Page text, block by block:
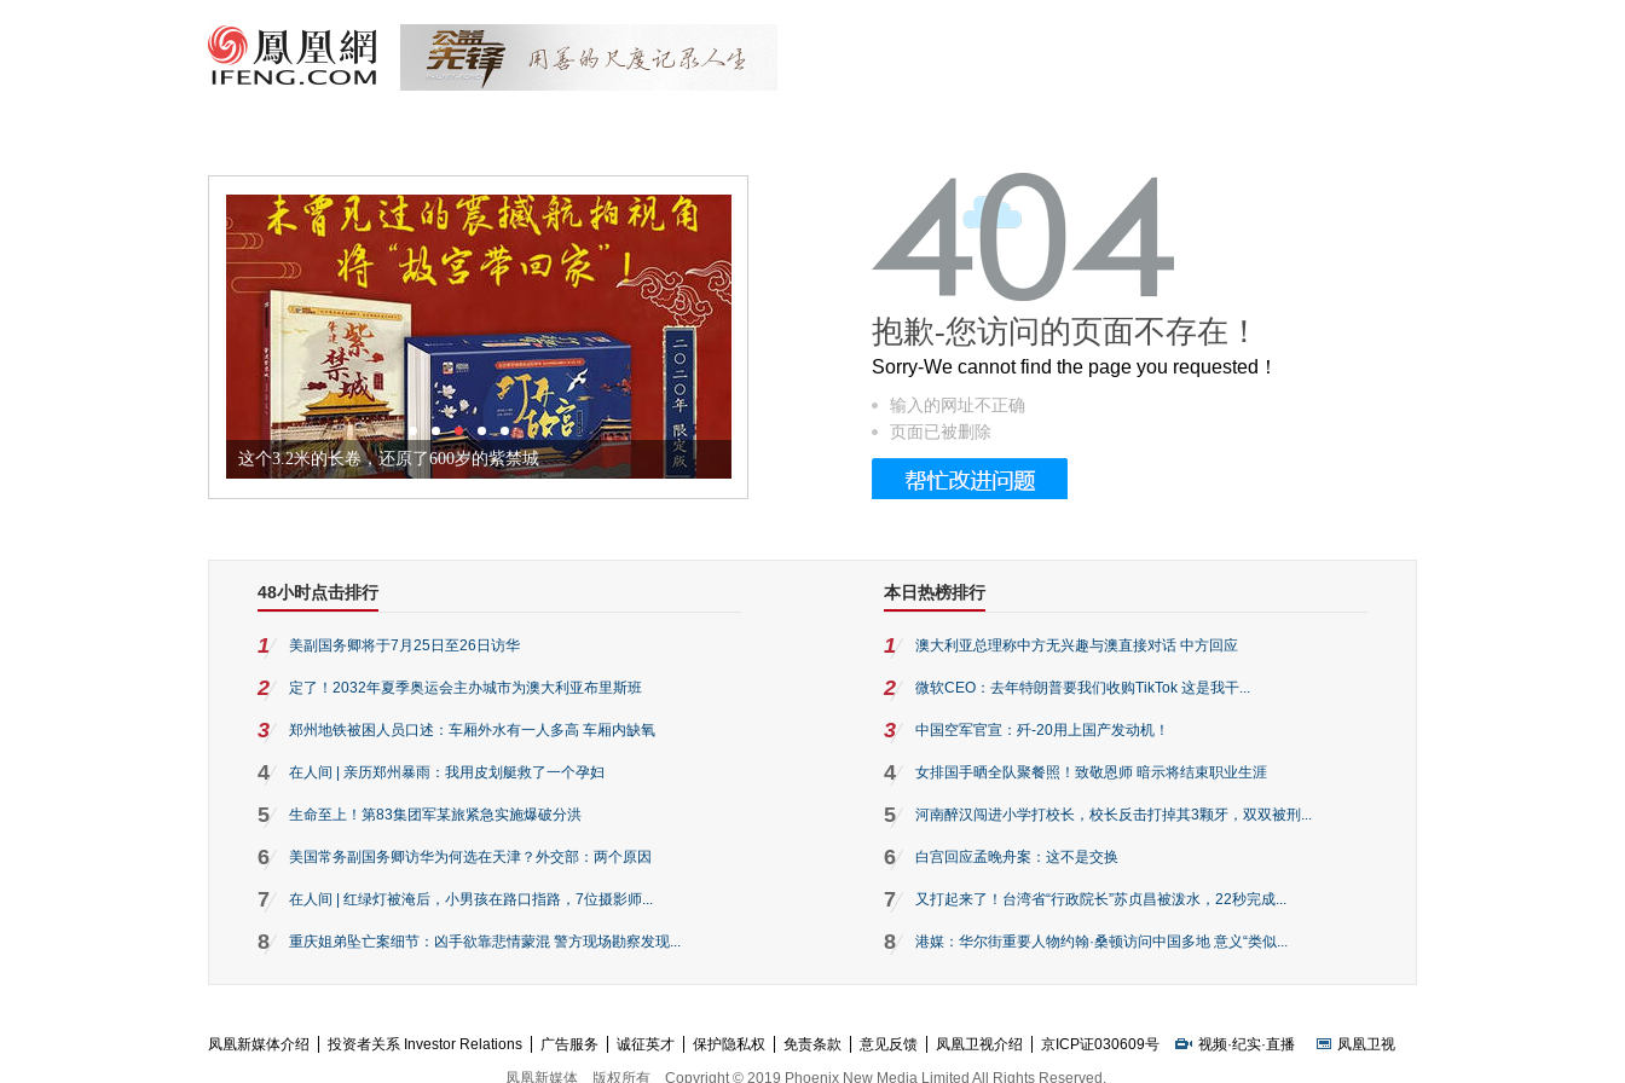
这个3.2米的长卷，还原了600岁的紫禁城 曲奇届的“爱马仕”把你的爱封在罐子里送给TA
抱歉-您访问的页面不存在！
Sorry-We cannot find the page you requested！
输入的网址不正确
页面已被删除
48小时点击排行
1 美副国务卿将于7月25日至26日访华
2 定了！2032年夏季奥运会主办城市为澳大利亚布里斯班
3 郑州地铁被困人员口述：车厢外水有一人多高 车厢内缺氧
4 在人间 | 亲历郑州暴雨：我用皮划艇救了一个孕妇
5 生命至上！第83集团军某旅紧急实施爆破分洪
6 美国常务副国务卿访华为何选在天津？外交部：两个原因
7 在人间 | 红绿灯被淹后，小男孩在路口指路，7位摄影师...
8 重庆姐弟坠亡案细节：凶手欲靠悲情蒙混 警方现场勘察发现...
本日热榜排行
1 澳大利亚总理称中方无兴趣与澳直接对话 中方回应
2 微软CEO：去年特朗普要我们收购TikTok 这是我干...
3 中国空军官宣：歼-20用上国产发动机！
4 女排国手晒全队聚餐照！致敬恩师 暗示将结束职业生涯
5 河南醉汉闯进小学打校长，校长反击打掉其3颗牙，双双被刑...
6 白宫回应孟晚舟案：这不是交换
7 又打起来了！台湾省“行政院长”苏贞昌被泼水，22秒完成...
8 港媒：华尔街重要人物约翰·桑顿访问中国多地 意义“类似...
凤凰新媒体介绍 投资者关系 Investor Relations 广告服务 诚征英才 保护隐私权 免责条款 意见反馈 凤凰卫视介绍 京ICP证030609号 视频·纪实·直播
凤凰卫视
凤凰新媒体
版权所有 Copyright © 2019 Phoenix New Media Limited All Rights Reserved.